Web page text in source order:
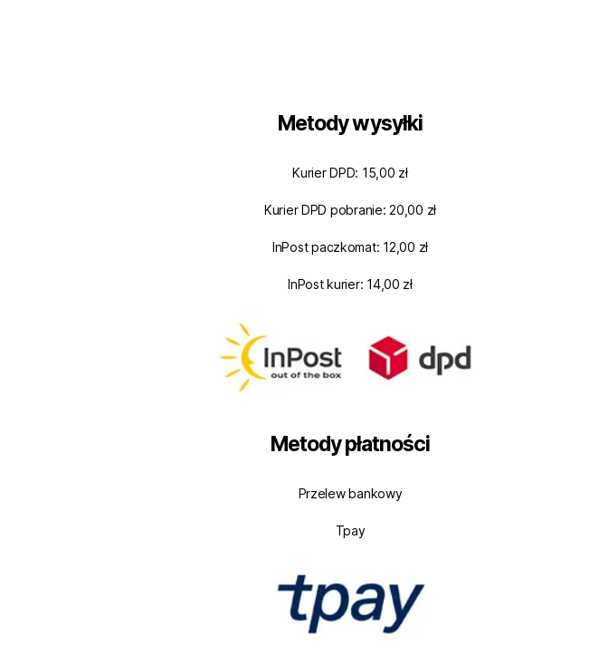
Metody wysyłki
Kurier DPD: 15,00 zł
Kurier DPD pobranie: 20,00 zł
InPost paczkomat: 12,00 zł
InPost kurier: 14,00 zł
Metody płatności
Przelew bankowy
Tpay